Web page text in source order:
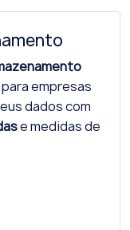
empresas
dados com
e medidas de